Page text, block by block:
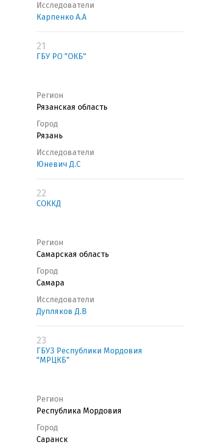
Исследователи
Карпенко А.А
21
ГБУ РО "ОКБ"
Регион
Рязанская область
Город
Рязань
Исследователи
Юневич Д.С
22
СОККД
Регион
Самарская область
Город
Самара
Исследователи
Дупляков Д.В
23
ГБУЗ Республики Мордовия
"МРЦКБ"
Регион
Республика Мордовия
Город
Саранск